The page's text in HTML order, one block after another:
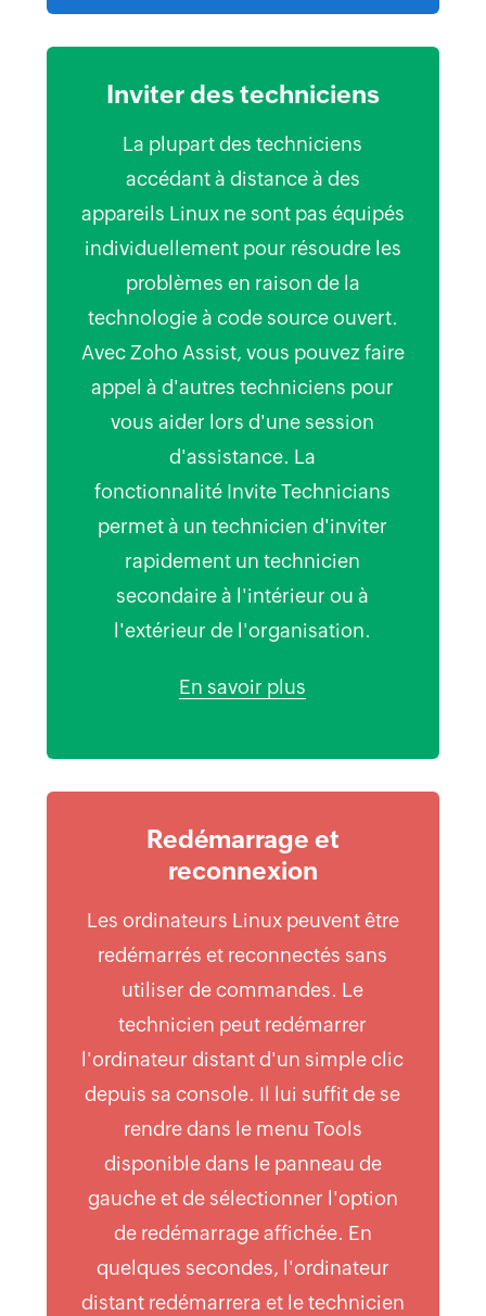
Inviter des techniciens
La plupart des techniciens
accédant à distance à des
appareils Linux ne sont pas équipés
individuellement pour résoudre les
problèmes en raison de la
technologie à code source ouvert.
Avec Zoho Assist, vous pouvez faire
appel à d'autres techniciens pour
vous aider lors d'une session
d'assistance. La
fonctionnalité Invite Technicians
permet à un technicien d'inviter
rapidement un technicien
secondaire à l'intérieur ou à
l'extérieur de l'organisation.
En savoir plus
Redémarrage et
reconnexion
Les ordinateurs Linux peuvent être
redémarrés et reconnectés sans
utiliser de commandes. Le
technicien peut redémarrer
l'ordinateur distant d'un simple clic
depuis sa console. Il lui suffit de se
rendre dans le menu Tools
disponible dans le panneau de
gauche et de sélectionner l'option
de redémarrage affichée. En
quelques secondes, l'ordinateur
distant redémarrera et le technicien